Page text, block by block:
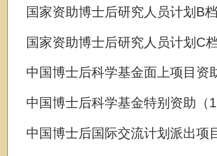
国家资助博士后研究人员计划B
国家资助博士后研究人员计划C
中国博士后科学基金面上项目资
中国博士后科学基金特别资助（
中国博士后国际交流计划派出项